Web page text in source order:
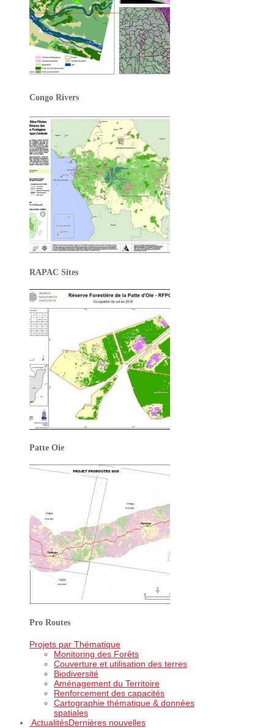
Congo Rivers
RAPAC Sites
Patte Oie
Pro Routes
Projets par Thématique
Monitoring des Forêts
Couverture et utilisation des terres
Biodiversité
Aménagement du Territoire
Renforcement des capacités
Cartographie thématique & données
spatiales
ActualitésDernières nouvelles